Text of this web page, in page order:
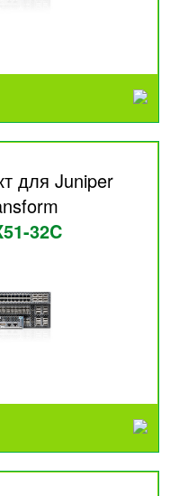
для Juniper
32C